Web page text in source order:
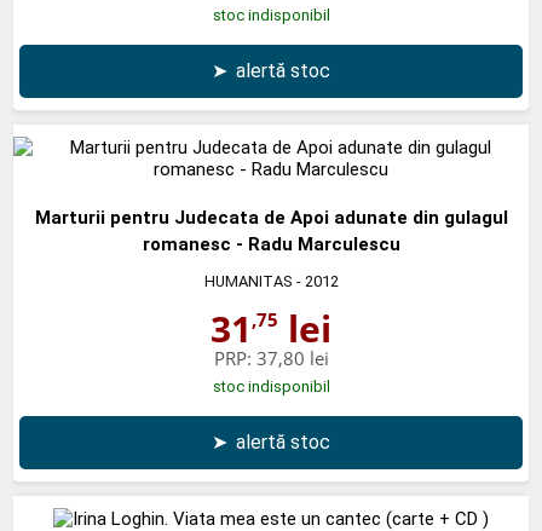
stoc indisponibil
➤ alertă stoc
Marturii pentru Judecata de Apoi adunate din gulagul
romanesc - Radu Marculescu
HUMANITAS - 2012
31 ,75 lei
PRP: 37,80 lei
stoc indisponibil
➤ alertă stoc